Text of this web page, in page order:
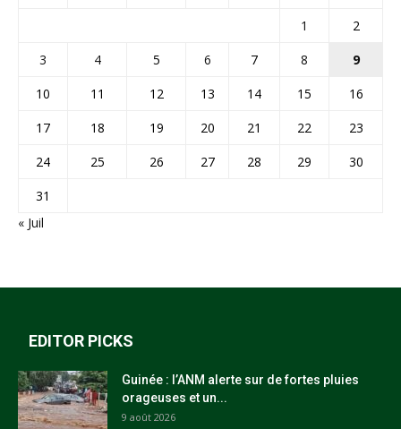
1
2
3
4 5 6 7 8
9
10
11 12 13 14 15
16
17
18 19 20 21 22
23
24
25 26 27 28 29
30
31
« Juil
EDITOR PICKS
Guinée : l’ANM alerte sur de fortes pluies
orageuses et un...
9 août 2026